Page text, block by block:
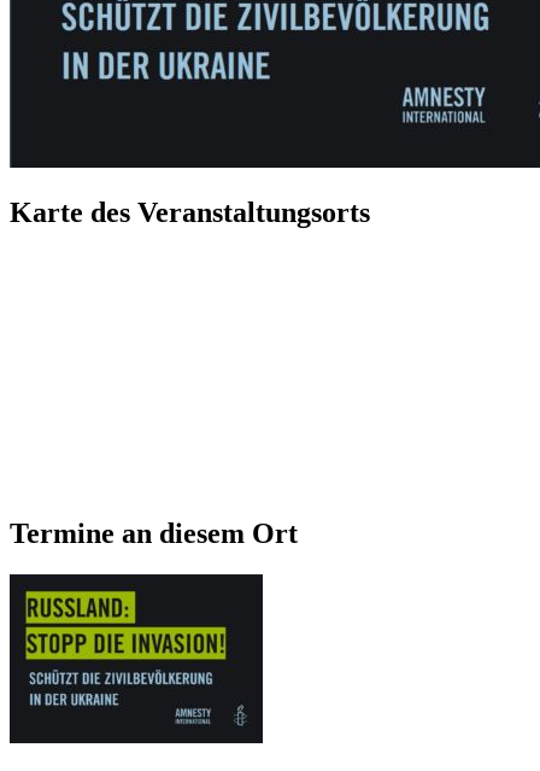
Karte des Veranstaltungsorts
Termine an diesem Ort